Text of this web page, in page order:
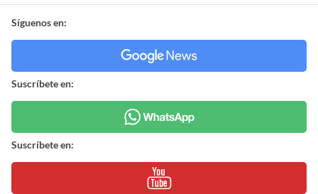
Síguenos en:
Suscríbete en:
Suscríbete en: